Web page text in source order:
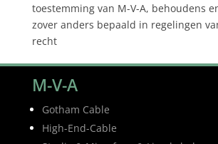
toestemming van M-V-A, behoudens
zover anders bepaald in regelingen
recht
M-V-A
Gotham Cable
High-End-Cable